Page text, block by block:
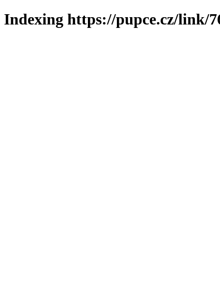
Indexing https://pupce.cz/link/